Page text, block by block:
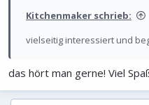
Kitchenmaker schrieb:
vielseitig interessiert und
das hört man gerne! Viel